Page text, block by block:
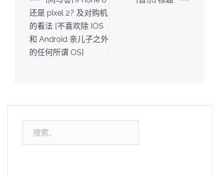
navigation
还是 pixel 2? 及对购机
的看法 [不喜欢除 IOS
和 Android 亲儿子之外
的任何所谓 OS]
索：